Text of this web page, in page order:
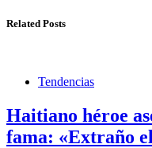
Related Posts
Tendencias
Haitiano héroe
fama: «Extraño